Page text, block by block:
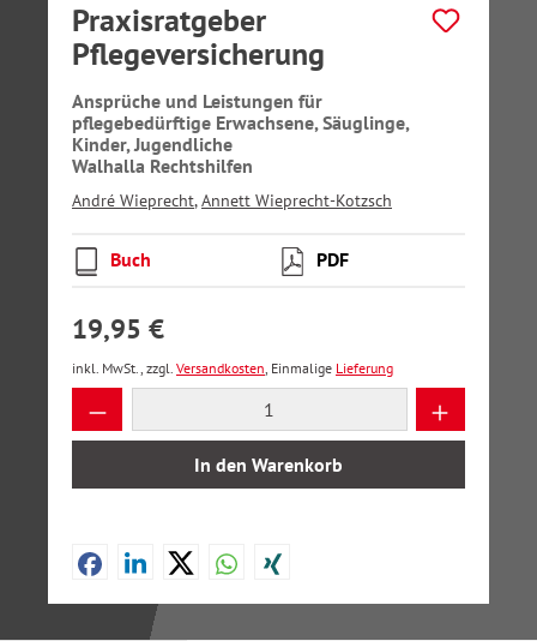
Praxisratgeber
Pflegeversicherung
Ansprüche und Leistungen für
pflegebedürftige Erwachsene, Säuglinge,
Kinder, Jugendliche
Walhalla Rechtshilfen
André Wieprecht,Annett Wieprecht-Kotzsch
Buch PDF
19,95 €
inkl. MwSt., zzgl. Versandkosten, Einmalige Lieferung
Produkt Anzahl: Gib den gewünschten
In den Warenkorb